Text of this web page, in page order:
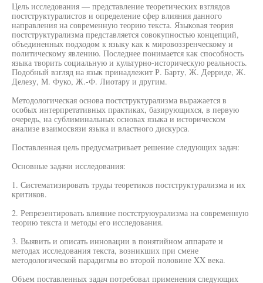
Цель исследования — представление теоретических взглядов
постструктуралистов и определение сфер влияния данного
направления на современную теорию текста. Языковая теория
постструктурализма представляется совокупностью концепций,
объединенных подходом к языку как к мировоззренческому и
политическому явлению. Последнее понимается как способность
языка творить социальную и культурно-историческую реальность.
Подобный взгляд на язык принадлежит Р. Барту, Ж. Дерриде, Ж.
Делезу, М. Фуко, Ж.-Ф. Лиотару и другим.
Методологическая основа постструктурализма выражается в
особых интерпретативных практиках, базирующихся, в первую
очередь, на сублиминальных основах языка и историческом
анализе взаимосвязи языка и властного дискурса.
Поставленная цель предусматривает решение следующих задач:
Основные задачи исследования:
1. Систематизировать труды теоретиков постструктурализма и их
критиков.
2. Репрезентировать влияние постструюурализма на современную
теорию текста и методы его исследования.
3. Выявить и описать инновации в понятийном аппарате и
методах исследования текста, возникших при смене
методологической парадигмы во второй половине XX века.
Объем поставленных задач потребовал применения следующих